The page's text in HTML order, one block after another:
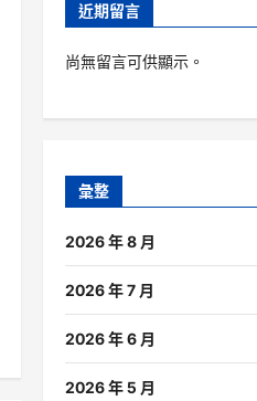
近期留言
尚無留言可供顯示。
彙整
2026 年 8 月
2026 年 7 月
2026 年 6 月
2026 年 5 月